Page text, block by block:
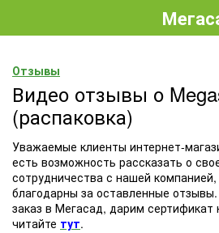
Отзывы
Видео отзывы о
(распаковка)
Уважаемые клиенты интернет-
есть возможность рассказать о
сотрудничества с нашей
благодарны за оставленные
заказ в Мегасад, дарим сертификат
читайте тут.